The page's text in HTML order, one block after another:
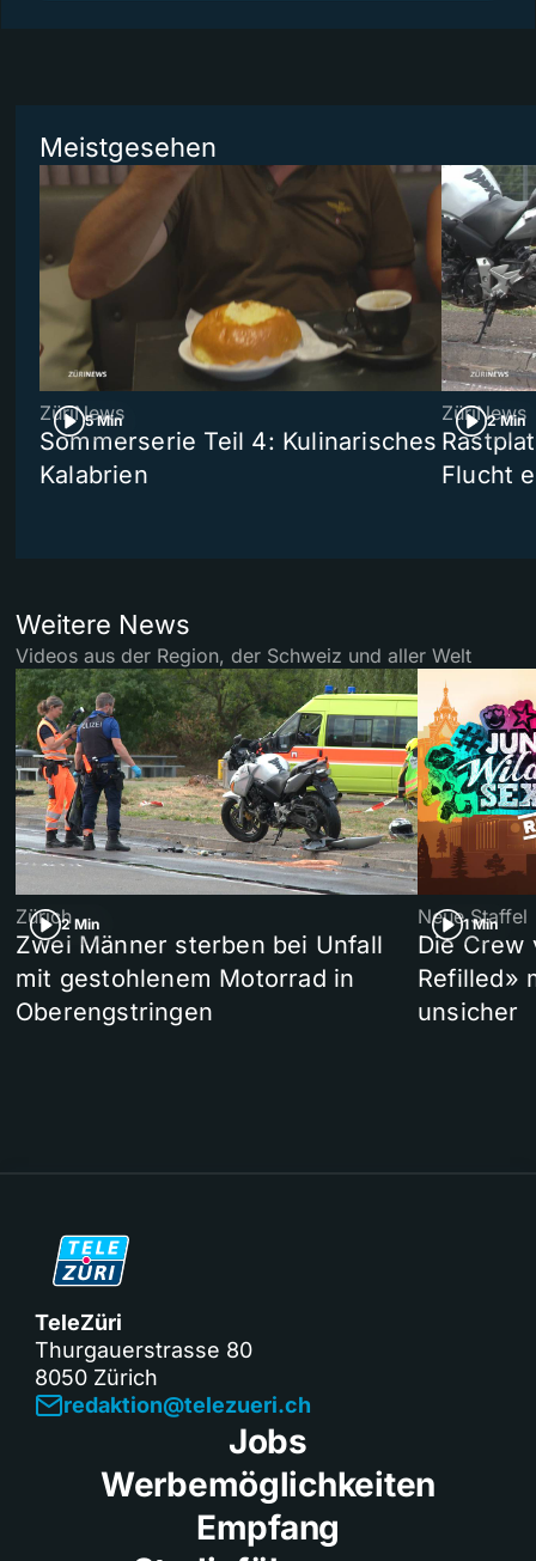
Meistgesehen
5 Min
ZüriNews
Sommerserie Teil 4: Kulinarisches
Kalabrien
2 Min
ZüriNews
Flucht
Weitere News
Videos aus der Region, der Schweiz und aller Welt
2 Min
Zürich
Zwei Männer sterben bei Unfall
mit gestohlenem Motorrad in
Oberengstringen
1 Min
Neue Staffel
Die Crew
Refilled»
unsicher
TeleZüri
Thurgauerstrasse 80
8050 Zürich
redaktion@telezueri.ch
Jobs
Werbemöglichkeiten
Empfang